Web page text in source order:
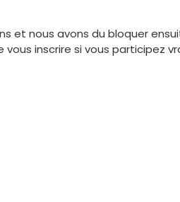
et nous avons du bloquer
inscrire si vous participez